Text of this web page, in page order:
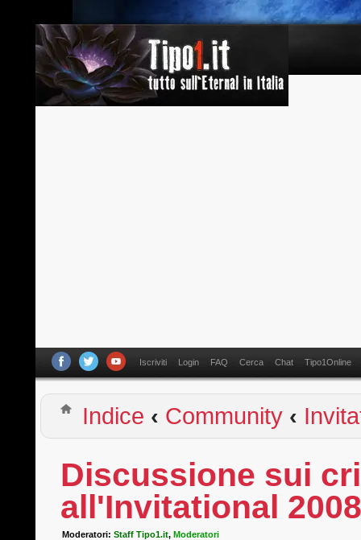
Iscriviti Login FAQ Cerca Chat Tipo1Online
Indice ‹ Community ‹
Discussione sui
all'Invitational
Moderatori:Staff Tipo1.it,Moderatori